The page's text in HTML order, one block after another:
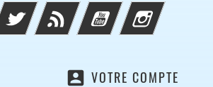
Twitter Rss YouTube Instagram
account_box VOTRE COMPTE